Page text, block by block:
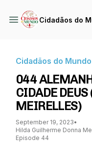
Cidadãos do
Cidadãos do Mundo
044
CIDADE
MEIRELLES)
September 19, 2023•
Hilda Guilherme Donna
Episode 44